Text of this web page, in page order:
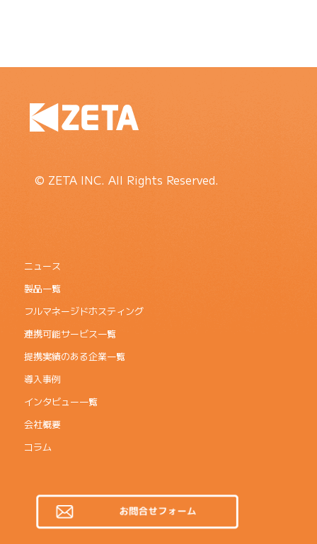
© ZETA INC. All Rights Reserved.
ニュース
製品一覧
フルマネージドホスティング
連携可能サービス一覧
提携実績のある企業一覧
導入事例
インタビュー一覧
会社概要
コラム